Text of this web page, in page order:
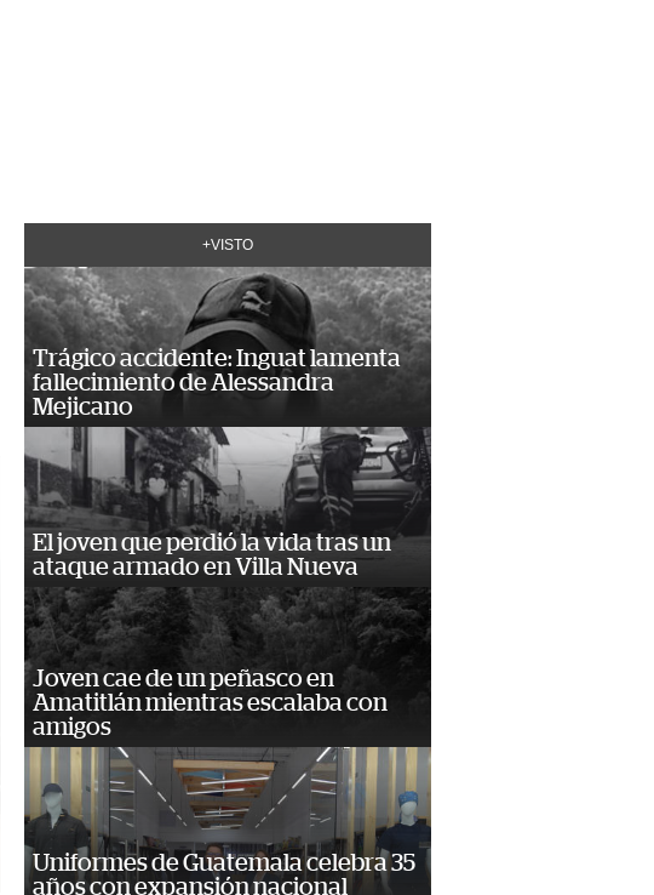
+VISTO
Trágico accidente: Inguat lamenta
fallecimiento de Alessandra
Mejicano
El joven que perdió la vida tras un
ataque armado en Villa Nueva
Joven cae de un peñasco en
Amatitlán mientras escalaba con
amigos
Uniformes de Guatemala celebra 35
años con expansión nacional